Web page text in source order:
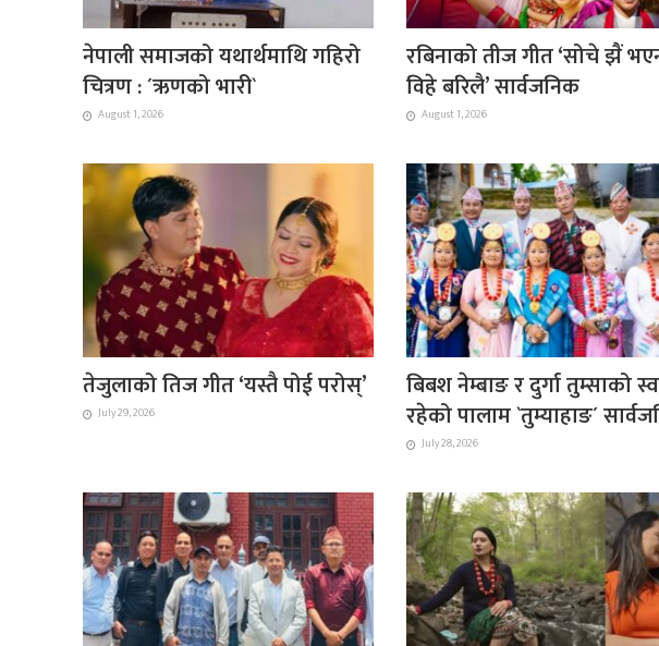
नेपाली समाजको यथार्थमाथि गहिरो
चित्रण : ´ऋणको भारी`
August 1, 2026
रबिनाको तीज गीत ‘सोचे झैं
विहे बरिलै’ सार्वजनिक
August 1, 2026
तेजुलाको तिज गीत ‘यस्तै पोई परोस्’
July 29, 2026
बिबश नेम्बाङ र दुर्गा तुम्साको
रहेको पालाम `तुम्याहाङ´
July 28, 2026